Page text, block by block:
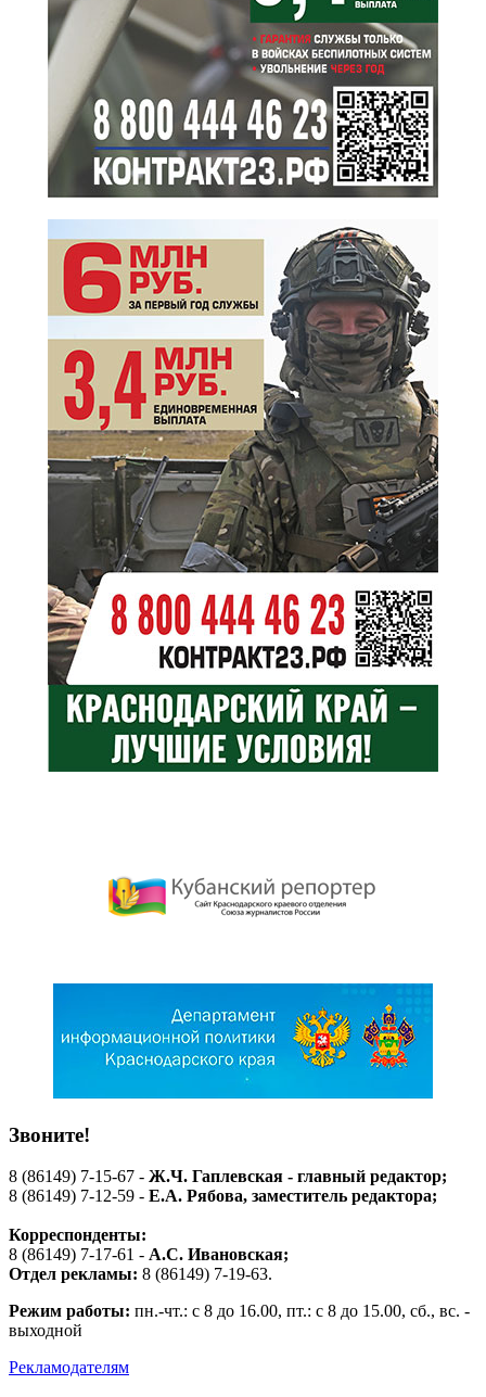
Звоните!
8 (86149) 7-15-67 - Ж.Ч. Гаплевская - главный редактор;
8 (86149) 7-12-59 - Е.А. Рябова, заместитель редактора;
Корреспонденты:
8 (86149) 7-17-61 - А.С. Ивановская;
Отдел рекламы: 8 (86149) 7-19-63.
Режим работы: пн.-чт.: с 8 до 16.00, пт.: с 8 до 15.00, сб., вс. -
выходной
Рекламодателям